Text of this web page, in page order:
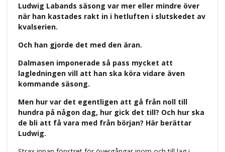
Ludwig Labands säsong var mer eller mindre över
när han kastades rakt in i hetluften i slutskedet av
kvalserien.
Och han gjorde det med den äran.
Dalmasen imponerade så pass mycket att
lagledningen vill att han ska köra vidare även
kommande säsong.
Men hur var det egentligen att gå från noll till
hundra på någon dag, hur gick det till? Och hur ska
de bli att få vara med från början? Här berättar
Ludwig.